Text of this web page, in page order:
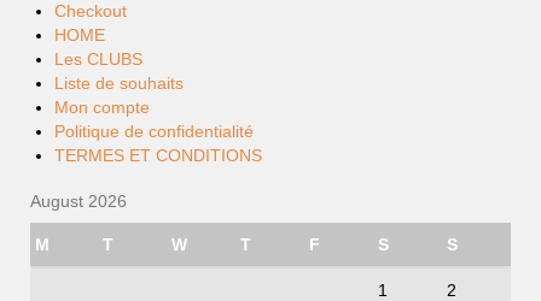
Checkout
HOME
Les CLUBS
Liste de souhaits
Mon compte
Politique de confidentialité
TERMES ET CONDITIONS
August 2026
M T W T F S S
1 2